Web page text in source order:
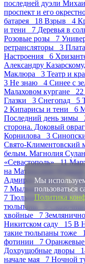
последней дуэли
проспект и его
батарея 18 Взрыв 4
и тени 7 Деревья в
Розовые розы 7
ретрансляторы 3
Настроения 6
Александру
Маклюра 3 Театр и
3 Не знаю 4 Синее с
Малаховом кургане 22
Глазки 3 Снегопад 5
2 Кипарисы и тени 6
Последний день зимы
сторона. Доковый
Корнилова 3
Свято-Климентовский
белым. Магнолия
«Севастополь» 11
на Матросском
Адмирал Сенявин 7
7 Мыльные пузыри 5
7 Тюльпаны Dotcom 7
тюльпаны 9
хвойные 7
Никитском саду 15 В
такие тюльпаны тоже
фотинии 7
Дохрущобные дворы
начале мая 7 Ночной
Мы
пользоваться
Политика